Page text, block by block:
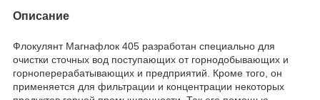
Описание
Флокулянт Магнафлок 405 разработан специально для
очистки сточных вод поступающих от горнодобывающих и
горноперерабатывающих и предприятий. Кроме того, он
применяется для фильтрации и концентрации некоторых